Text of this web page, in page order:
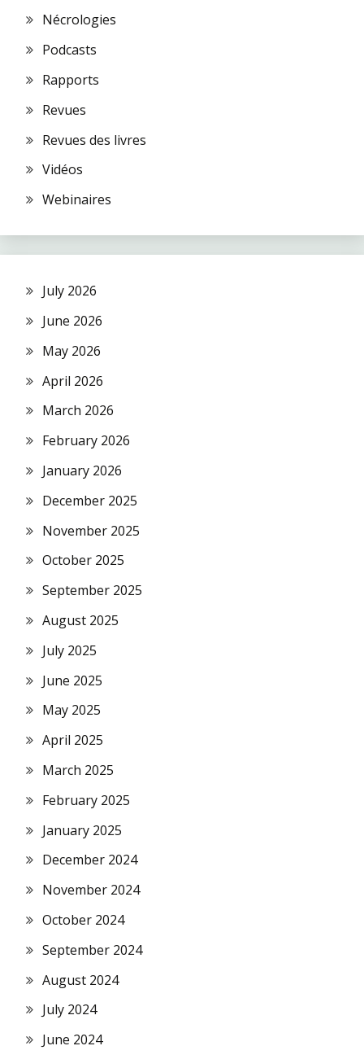
Nécrologies
Podcasts
Rapports
Revues
Revues des livres
Vidéos
Webinaires
July 2026
June 2026
May 2026
April 2026
March 2026
February 2026
January 2026
December 2025
November 2025
October 2025
September 2025
August 2025
July 2025
June 2025
May 2025
April 2025
March 2025
February 2025
January 2025
December 2024
November 2024
October 2024
September 2024
August 2024
July 2024
June 2024